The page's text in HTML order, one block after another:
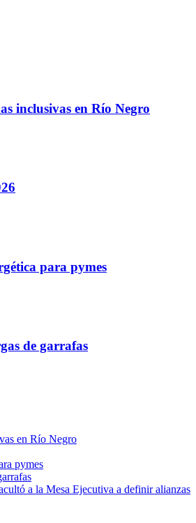
inclusivas en Río Negro
para pymes
de garrafas
en Río Negro
pymes
a la Mesa Ejecutiva a definir alianzas